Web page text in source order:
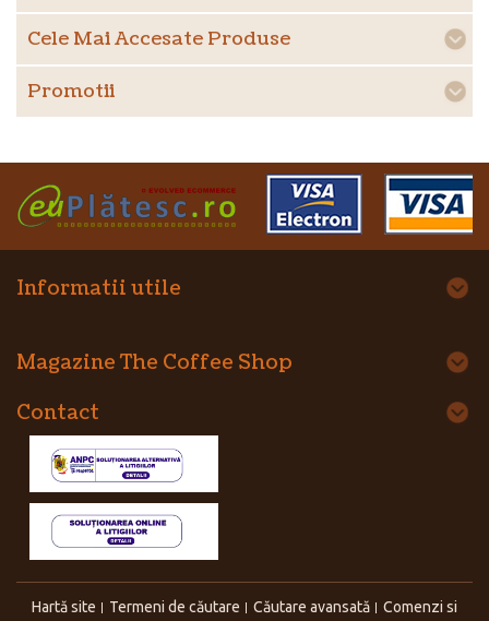
Cele Mai Accesate Produse
Promotii
Informatii utile
Magazine The Coffee Shop
Contact
Hartă site Termeni de căutare Căutare avansată Comenzi si